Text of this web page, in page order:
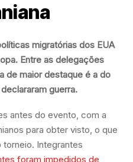
migratórias dos EUA
Entre as delegações
de maior destaque é a do
guerra.
antes do evento, com a
para obter visto, o que
Integrantes
foram impedidos de